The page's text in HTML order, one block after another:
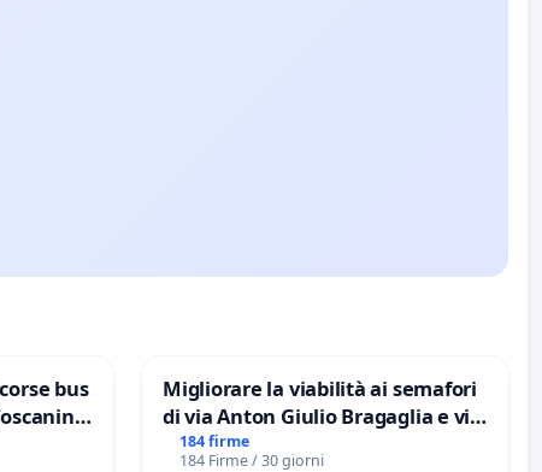
bus
Migliorare la viabilità ai semafori
di via Anton Giulio Bragaglia e via
Tieri XV MUNICIPIO DI ROMA
184 firme
184 Firme / 30 giorni